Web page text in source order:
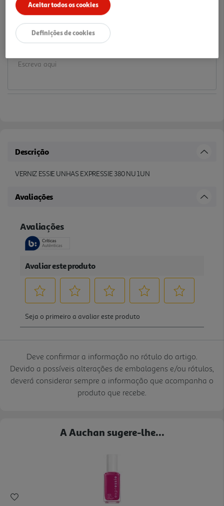
10,99 €
Notas de preparação
Descrição
VERNIZ ESSIE UNHAS EXPRESSIE 380 NU 1UN
Avaliações
Deve confirmar a informação no rótulo do artigo.
Devido a possíveis alterações de embalagens e/ou rótulos,
deverá considerar sempre a informação que acompanha o
produto que recebe.
A Auchan sugere-lhe...
Aceitar todos os cookies
Definições de cookies